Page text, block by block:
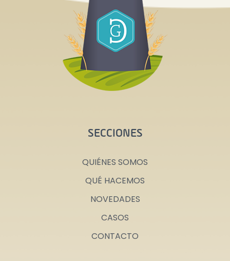
SECCIONES
QUIÉNES SOMOS
QUÉ HACEMOS
NOVEDADES
CASOS
CONTACTO